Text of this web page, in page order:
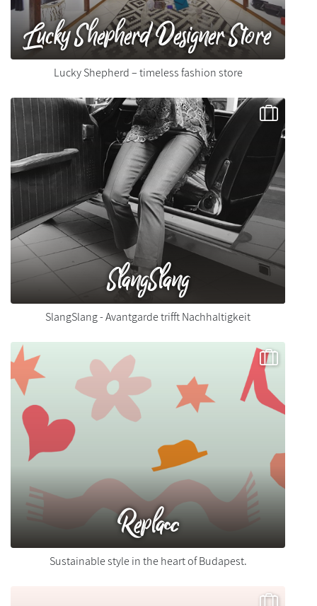
Lucky Shepherd Designer Store
Lucky Shepherd – timeless fashion store
SlangSlang
SlangSlang - Avantgarde trifft Nachhaltigkeit
Replacc
Sustainable style in the heart of Budapest.